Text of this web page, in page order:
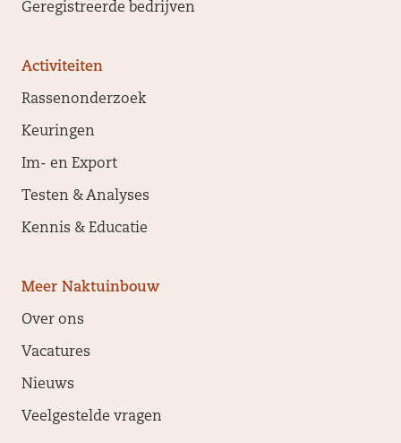
Cichorium
Industriële
Pisum
sativum L.
sativum L.
Geregistreerde bedrijven
Activiteiten
Rassenonderzoek
Keuringen
Im- en Export
Testen & Analyses
Kennis & Educatie
Meer Naktuinbouw
Over ons
Vacatures
Nieuws
Veelgestelde vragen